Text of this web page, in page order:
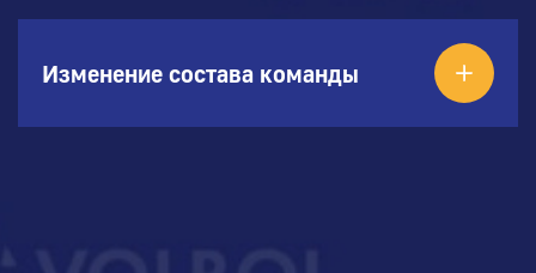
Изменение состава команды